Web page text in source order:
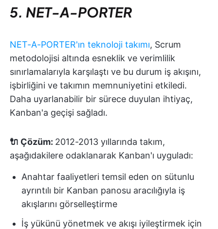
5. NET-A-PORTER
NET-A-PORTER'ın teknoloji takımı, Scrum
metodolojisi altında esneklik ve verimlilik
sınırlamalarıyla karşılaştı ve bu durum iş akışını,
işbirliğini ve takımın memnuniyetini etkiledi.
Daha uyarlanabilir bir sürece duyulan ihtiyaç,
Kanban'a geçişi sağladı.
🔌 Çözüm: 2012-2013 yıllarında takım,
aşağıdakilere odaklanarak Kanban'ı uyguladı:
Anahtar faaliyetleri temsil eden on sütunlu
ayrıntılı bir Kanban panosu aracılığıyla iş
akışlarını görselleştirme
İş yükünü yönetmek ve akışı iyileştirmek için